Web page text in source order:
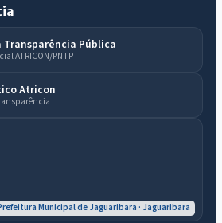
Transparência Pública
ATRICON/PNTP
Atricon
Municipal de Jaguaribara · Jaguaribara